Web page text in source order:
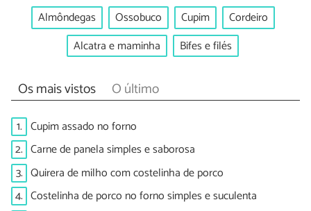
Almôndegas Ossobuco Cupim
Cordeiro
Alcatra e maminha
Bifes e filés
Os mais vistos O último
1. Cupim assado no forno
2. Carne de panela simples e saborosa
3. Quirera de milho com costelinha de porco
4. Costelinha de porco no forno simples e suculenta